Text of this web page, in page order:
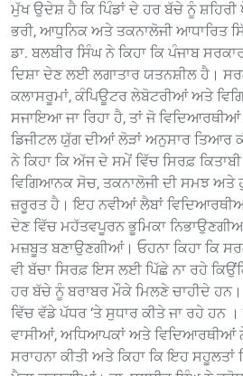
ਮੁੱਖ ਉਦੇਸ਼ ਹੈ ਕਿ ਪਿੰਡਾਂ ਦੇ ਹਰ ਬੱਚੇ ਨੂੰ ਸ਼ਹਿਰੀ
ਭਰੀ, ਆਧੁਨਿਕ ਅਤੇ ਤਕਨਾਲੋਜੀ ਆਧਾਰਿਤ
ਡਾ. ਬਲਬੀਰ ਸਿੰਘ ਨੇ ਕਿਹਾ ਕਿ ਪੰਜਾਬ
ਦਿਸ਼ਾ ਦੇਣ ਲਈ ਲਗਾਤਾਰ ਯਤਨਸ਼ੀਲ ਹੈ।
ਕਲਾਸਰੂਮਾਂ, ਕੰਪਿਊਟਰ ਲੇਬੋਟਰੀਆਂ ਅਤੇ
ਸਜਾਇਆ ਜਾ ਰਿਹਾ ਹੈ, ਤਾਂ ਜੋ
ਡਿਜੀਟਲ ਯੁੱਗ ਦੀਆਂ ਲੋੜਾਂ ਅਨੁਸਾਰ ਤਿਆਰ
ਨੇ ਕਿਹਾ ਕਿ ਅੱਜ ਦੇ ਸਮੇਂ ਵਿੱਚ ਸਿਰਫ਼
ਵਿਗਿਆਨਕ ਸੋਚ, ਤਕਨਾਲੋਜੀ ਦੀ ਸਮਝ ਅਤੇ
ਜ਼ਰੂਰਤ ਹੈ। ਇਹ ਨਵੀਆਂ ਲੈਬਾਂ
ਦੇਣ ਵਿੱਚ ਮਹੱਤਵਪੂਰਨ ਭੂਮਿਕਾ
ਮਜ਼ਬੂਤ ਬਣਾਉਣਗੀਆਂ। ਓਹਨਾ ਕਿਹਾ ਕਿ
ਵੀ ਬੱਚਾ ਸਿਰਫ਼ ਇਸ ਲਈ ਪਿੱਛੇ ਨਾ ਰਹੇ
ਹਰ ਬੱਚੇ ਨੂੰ ਬਰਾਬਰ ਮੌਕੇ ਮਿਲਣੇ ਚਾਹੀਦੇ
ਵਿੱਚ ਵੱਡੇ ਪੱਧਰ ‘ਤੇ ਸੁਧਾਰ ਕੀਤੇ ਜਾ ਰਹੇ ਹਨ
ਵਾਸੀਆਂ, ਅਧਿਆਪਕਾਂ ਅਤੇ ਵਿਦਿਆਰਥੀਆਂ
ਸਰਾਹਨਾ ਕੀਤੀ ਅਤੇ ਕਿਹਾ ਕਿ ਇਹ